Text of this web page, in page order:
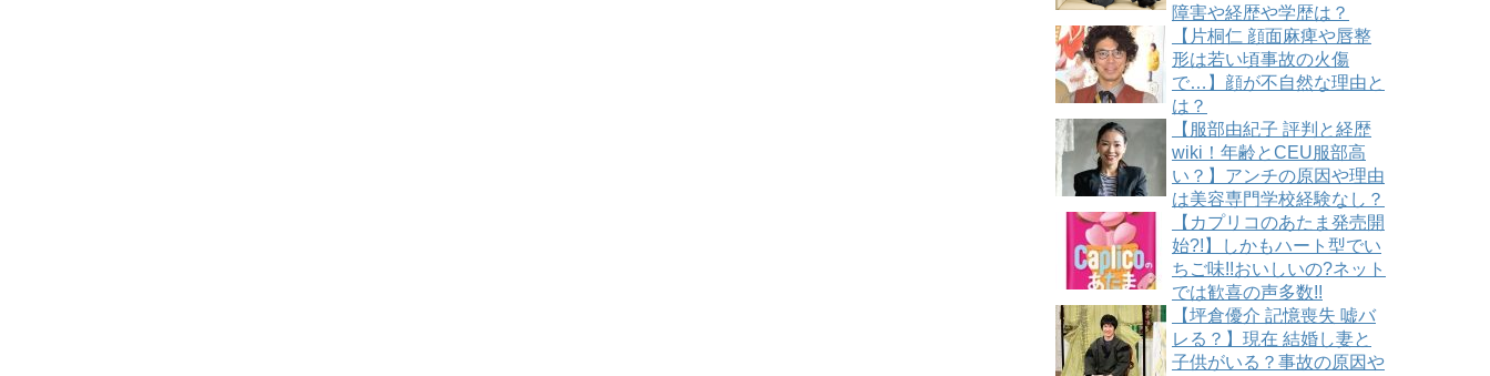
障害や経歴や学歴は？
【片桐仁 顔面麻痺や唇整
形は若い頃事故の火傷
で…】顔が不自然な理由と
は？
【服部由紀子 評判と経歴
wiki！年齢とCEU服部高
い？】アンチの原因や理由
は美容専門学校経験なし？
【カプリコのあたま発売開
始?!】しかもハート型でい
ちご味!!おいしいの?ネット
では歓喜の声多数!!
【坪倉優介 記憶喪失 嘘バ
レる？】現在 結婚し妻と
子供がいる？事故の原因や